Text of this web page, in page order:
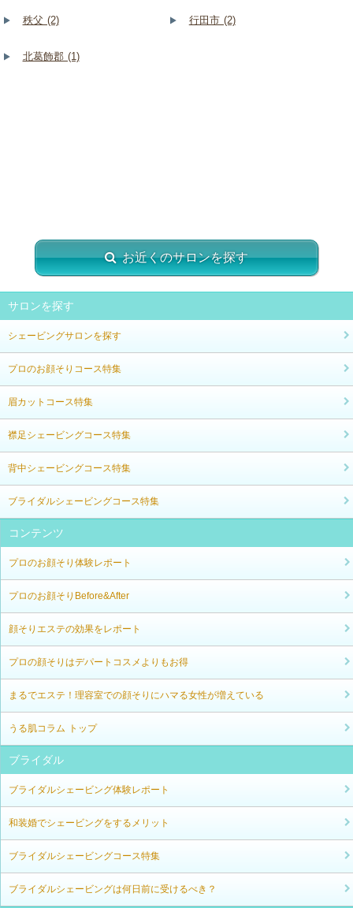
秩父 (2) 行田市 (2)
北葛飾郡 (1)
お近くのサロンを探す
サロンを探す
シェービングサロンを探す
プロのお顔そりコース特集
眉カットコース特集
襟足シェービングコース特集
背中シェービングコース特集
ブライダルシェービングコース特集
コンテンツ
プロのお顔そり体験レポート
プロのお顔そりBefore&After
顔そりエステの効果をレポート
プロの顔そりはデパートコスメよりもお得
まるでエステ！理容室での顔そりにハマる女性が増えている
うる肌コラム トップ
ブライダル
ブライダルシェービング体験レポート
和装婚でシェービングをするメリット
ブライダルシェービングコース特集
ブライダルシェービングは何日前に受けるべき？